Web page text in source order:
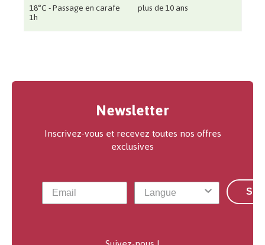
18°C - Passage en carafe
1h
plus de 10 ans
Newsletter
Inscrivez-vous et recevez toutes nos offres
exclusives